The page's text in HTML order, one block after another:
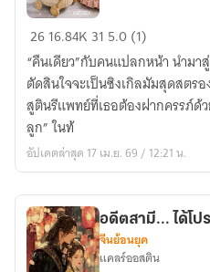
อยู่
ดีๆ...ก็
กลาย
เป็น
เมีย
หมอ
2616.84K 31 5.0 (1)
“คืนเดียว”กับคนแปลกหน้า นำมา
ตัดสินใจจะเป็นซิงเกิลมัมสุดสตร
สูตินรีแพทย์ที่เธอต้องฝากครรภ์ด้
ลูก” ในท้
อัปเดตล่าสุด 17 เม.ย. 69 / 12:21 น.
อดีตสามี... ได้โป
จีนย้อนยุค
แคลร์ออสติน